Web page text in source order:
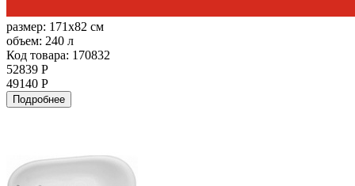
размер: 171x82 см
объем: 240 л
Код товара: 170832
52839 Р
49140 Р
Подробнее